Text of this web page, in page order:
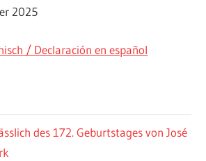
2025
/ Declaración en español
des 172. Geburtstages von José